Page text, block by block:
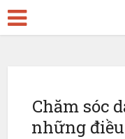
Chăm sóc
những